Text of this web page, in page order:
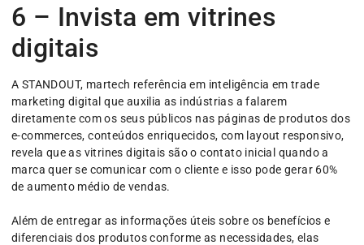
6 – Invista em vitrines
digitais
A STANDOUT, martech referência em inteligência em trade
marketing digital que auxilia as indústrias a falarem
diretamente com os seus públicos nas páginas de produtos dos
e-commerces, conteúdos enriquecidos, com layout responsivo,
revela que as vitrines digitais são o contato inicial quando a
marca quer se comunicar com o cliente e isso pode gerar 60%
de aumento médio de vendas.
Além de entregar as informações úteis sobre os benefícios e
diferenciais dos produtos conforme as necessidades, elas